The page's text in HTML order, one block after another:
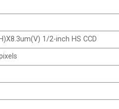
1/2-inch HS CCD